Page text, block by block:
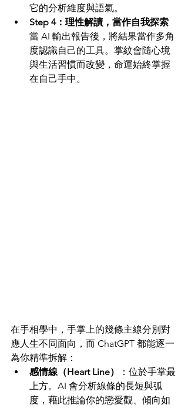
它的分析維度與語氣。
Step 4：理性解讀，當作自我探索
當 AI 輸出報告後，將結果當作多角
度認識自己的工具。掌紋會隨心境
與生活習慣而改變，命運始終掌握
在自己手中。
在手相學中，手掌上的幾條主線分別對
應人生不同面向，而 ChatGPT 都能逐一
為你精準拆解：
感情線（Heart Line）
：位於手掌最
上方。AI 會分析線條的長短與弧
度，藉此推論你的戀愛觀、傾向如